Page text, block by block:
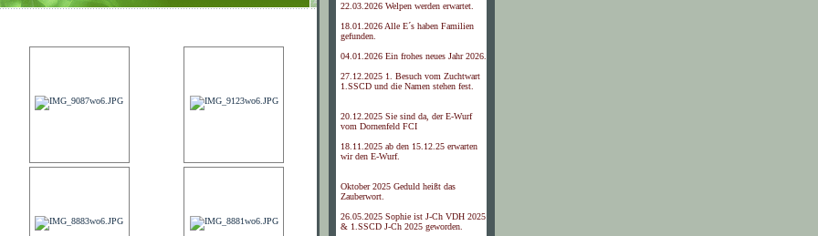
22.03.2026 Welpen werden erwartet.
18.01.2026 Alle E´s haben Familien
gefunden.
04.01.2026 Ein frohes neues Jahr 2026.
27.12.2025 1. Besuch vom Zuchtwart
1.SSCD und die Namen stehen fest.
20.12.2025 Sie sind da, der E-Wurf
vom Dornenfeld FCI
18.11.2025 ab den 15.12.25 erwarten
wir den E-Wurf.
Oktober 2025 Geduld heißt das
Zauberwort.
26.05.2025 Sophie ist J-Ch VDH 2025
& 1.SSCD J-Ch 2025 geworden.